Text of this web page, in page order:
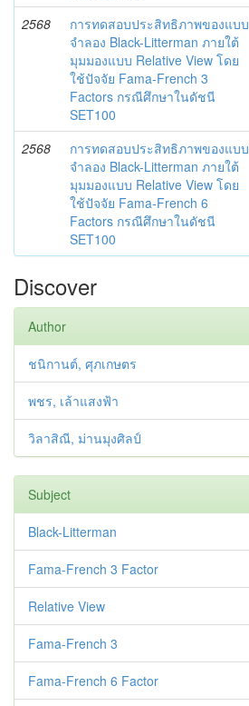
2568
การทดสอบประสิทธิภาพของแบบ
จำลอง Black-Litterman ภายใต้
มุมมองแบบ Relative View โดย
ใช้ปัจจัย Fama-French 3
Factors กรณีศึกษาในดัชนี
SET100
2568
การทดสอบประสิทธิภาพของแบบ
จำลอง Black-Litterman ภายใต้
มุมมองแบบ Relative View โดย
ใช้ปัจจัย Fama-French 6
Factors กรณีศึกษาในดัชนี
SET100
Discover
Author
ชนิกานต์, ศุภเกษตร
พชร, เล้าแสงฟ้า
วิลาสิณี, ม่านมุงศิลป์
Subject
Black-Litterman
Fama-French 3 Factor
Relative View
Fama-French 3
Fama-French 6 Factor